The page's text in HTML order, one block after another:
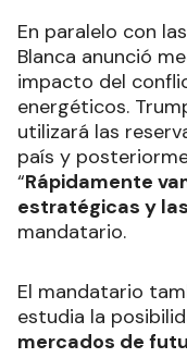
En paralelo con
Blanca anunció
impacto del
energéticos.
utilizará las
país y
“Rápidamente
estratégicas y
mandatario.
El mandatario
estudia la
mercados de